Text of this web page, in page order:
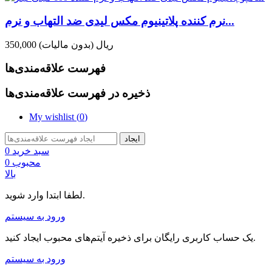
نرم کننده پلاتینیوم مکس لیدی ضد التهاب و نرم...
350,000 ریال (بدون مالیات)
فهرست علاقه‌مندی‌ها
ذخیره در فهرست علاقه‌مندی‌ها
My wishlist (0)
ایجاد
سبد خرید 0
محبوب 0
بالا
لطفا ابتدا وارد شوید.
ورود به سیستم
یک حساب کاربری رایگان برای ذخیره آیتم‌های محبوب ایجاد کنید.
ورود به سیستم